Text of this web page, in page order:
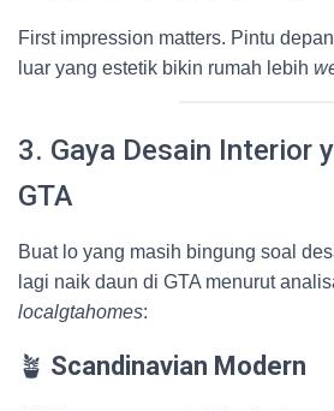
First impression matters. Pintu
luar yang estetik bikin rumah lebih
3. Gaya Desain Interior
GTA
Buat lo yang masih bingung soal
lagi naik daun di GTA menurut
localgtahomes:
🪴 Scandinavian Modern